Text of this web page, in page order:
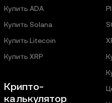
Купить ADA
Купить Solana
Купить Litecoin
Купить XRP
Крипто-
калькулятор